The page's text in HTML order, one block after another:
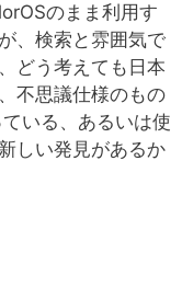
のまま利用す
、検索と雰囲気で
どう考えても日本
不思議仕様のもの
いる、あるいは使
しい発見があるか